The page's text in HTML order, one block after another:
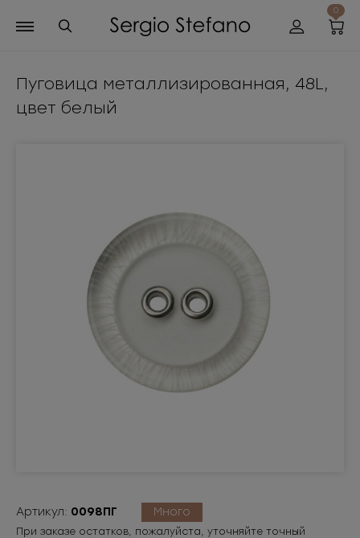
0
Пуговица металлизированная, 48L,
цвет белый
Артикул: 0098ПГ Много
При заказе остатков, пожалуйста, уточняйте точный